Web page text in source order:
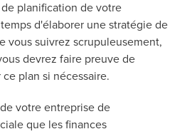
planification de votre
d'élaborer une stratégie de
vous suivrez scrupuleusement,
devrez faire preuve de
plan si nécessaire.
votre entreprise de
que les finances